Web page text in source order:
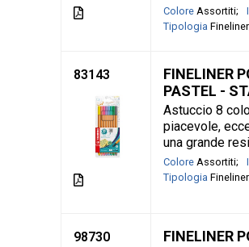
Colore Assortiti
Tipologia Fineliner
83143
FINELINER
PASTEL -
Astuccio 8
piacevole,
una grande
Colore Assortiti
Tipologia Fineliner
98730 FINELINER